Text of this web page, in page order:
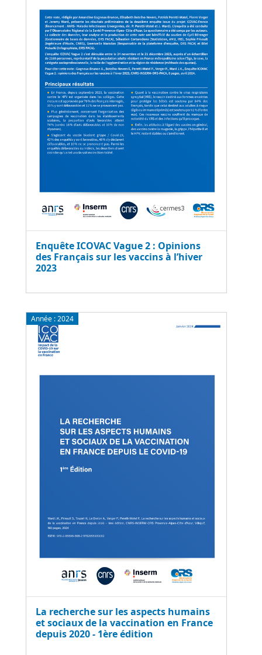
Enquête ICOVAC Vague 2 : Opinions
des Français sur les vaccins à l’hiver
2023
Année :2024
La recherche sur les aspects humains
et sociaux de la vaccination en France
depuis 2020 - 1ère édition